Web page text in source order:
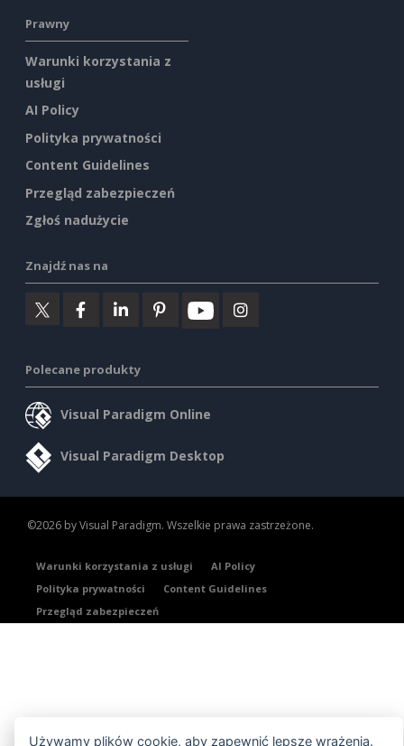
Prawny
Warunki korzystania z
usługi
AI Policy
Polityka prywatności
Content Guidelines
Przegląd zabezpieczeń
Zgłoś nadużycie
Znajdź nas na
Polecane produkty
Visual Paradigm Online
Visual Paradigm Desktop
©2026 by Visual Paradigm. Wszelkie prawa zastrzeżone.
Warunki korzystania z usługi
AI Policy
Polityka prywatności
Content Guidelines
Przegląd zabezpieczeń
Używamy plików cookie, aby zapewnić lepsze wrażenia.